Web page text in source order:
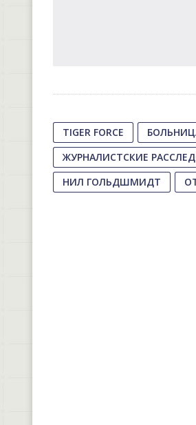
TIGER FORCE
ЖУРНАЛИСТСКИЕ
НИЛ ГОЛЬДШМИДТ